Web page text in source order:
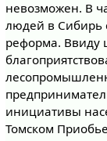
невозможен. В
людей в Сибирь
реформа. Ввиду
инициативы
Томском